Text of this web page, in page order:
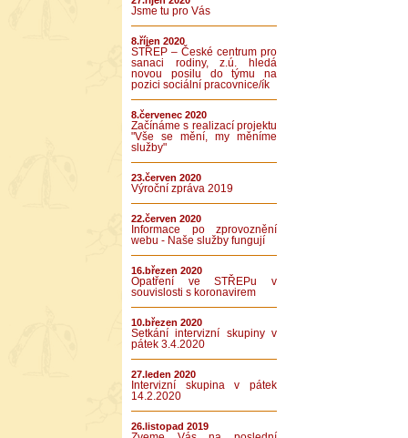
Jsme tu pro Vás
8.říjen 2020
STŘEP – České centrum pro
sanaci rodiny, z.ú. hledá
novou posilu do týmu na
pozici sociální pracovnice/ík
8.červenec 2020
Začínáme s realizací projektu
"Vše se mění, my měníme
služby"
23.červen 2020
Výroční zpráva 2019
22.červen 2020
Informace po zprovoznění
webu - Naše služby fungují
16.březen 2020
Opatření ve STŘEPu v
souvislosti s koronavirem
10.březen 2020
Setkání intervizní skupiny v
pátek 3.4.2020
27.leden 2020
Intervizní skupina v pátek
14.2.2020
26.listopad 2019